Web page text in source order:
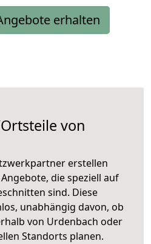
erhalten
von
erstellen
die speziell auf
sind. Diese
unabhängig davon, ob
von Urdenbach oder
Standorts planen.